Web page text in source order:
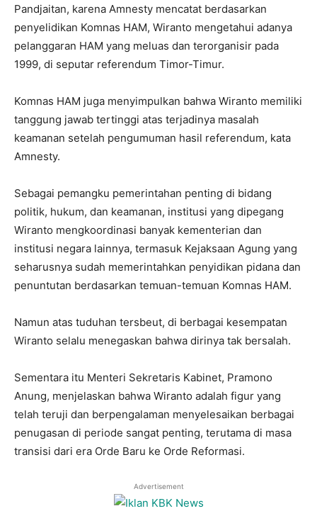
Pandjaitan, karena Amnesty mencatat berdasarkan
penyelidikan Komnas HAM, Wiranto mengetahui adanya
pelanggaran HAM yang meluas dan terorganisir pada
1999, di seputar referendum Timor-Timur.
Komnas HAM juga menyimpulkan bahwa Wiranto memiliki
tanggung jawab tertinggi atas terjadinya masalah
keamanan setelah pengumuman hasil referendum, kata
Amnesty.
Sebagai pemangku pemerintahan penting di bidang
politik, hukum, dan keamanan, institusi yang dipegang
Wiranto mengkoordinasi banyak kementerian dan
institusi negara lainnya, termasuk Kejaksaan Agung yang
seharusnya sudah memerintahkan penyidikan pidana dan
penuntutan berdasarkan temuan-temuan Komnas HAM.
Namun atas tuduhan tersbeut, di berbagai kesempatan
Wiranto selalu menegaskan bahwa dirinya tak bersalah.
Sementara itu Menteri Sekretaris Kabinet, Pramono
Anung, menjelaskan bahwa Wiranto adalah figur yang
telah teruji dan berpengalaman menyelesaikan berbagai
penugasan di periode sangat penting, terutama di masa
transisi dari era Orde Baru ke Orde Reformasi.
Advertisement